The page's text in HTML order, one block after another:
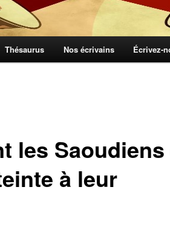
Thésaurus Nos écrivains Écrivez-
les
à leur